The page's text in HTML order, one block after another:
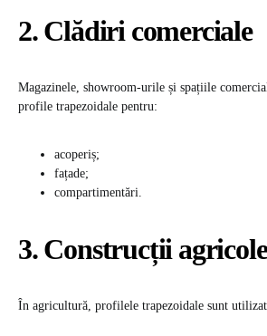
2. Clădiri comerciale
Magazinele, showroom-urile și spațiile
profile trapezoidale pentru:
acoperiș;
fațade;
compartimentări.
3. Construcții agricole
În agricultură, profilele trapezoidale sunt